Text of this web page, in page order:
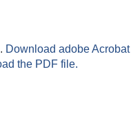
Download adobe Acrobat
the PDF file.